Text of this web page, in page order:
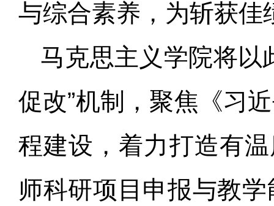
与综合素养，为斩获佳
马克思主义学院将以
促改”机制，聚焦《习
程建设，着力打造有
师科研项目申报与教